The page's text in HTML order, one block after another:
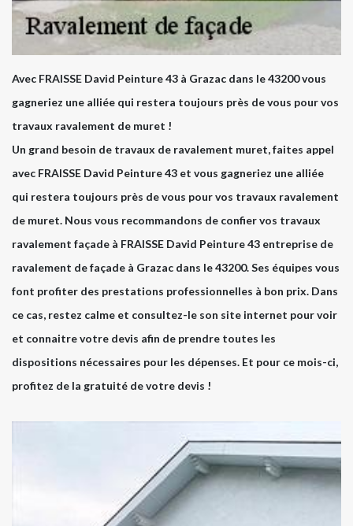
Avec FRAISSE David Peinture 43 à Grazac dans le 43200 vous
gagneriez une alliée qui restera toujours près de vous pour vos
travaux ravalement de muret !
Un grand besoin de travaux de ravalement muret, faites appel
avec FRAISSE David Peinture 43 et vous gagneriez une alliée
qui restera toujours près de vous pour vos travaux ravalement
de muret. Nous vous recommandons de confier vos travaux
ravalement façade à FRAISSE David Peinture 43 entreprise de
ravalement de façade à Grazac dans le 43200. Ses équipes vous
font profiter des prestations professionnelles à bon prix. Dans
ce cas, restez calme et consultez-le son site internet pour voir
et connaitre votre devis afin de prendre toutes les
dispositions nécessaires pour les dépenses. Et pour ce mois-ci,
profitez de la gratuité de votre devis !